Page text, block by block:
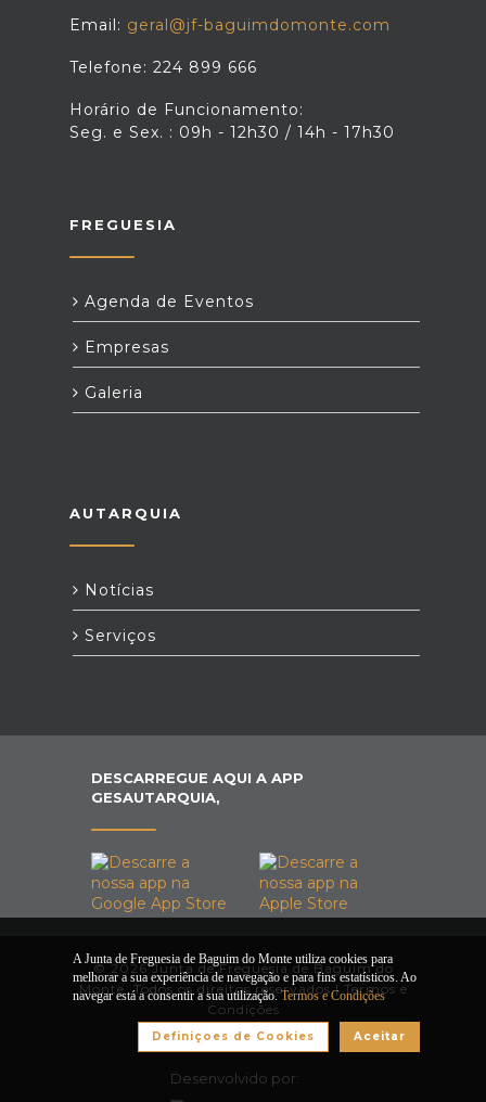
Email: geral@jf-baguimdomonte.com
Telefone: 224 899 666
Horário de Funcionamento:
Seg. e Sex. : 09h - 12h30 / 14h - 17h30
FREGUESIA
Agenda de Eventos
Empresas
Galeria
AUTARQUIA
Notícias
Serviços
DESCARREGUE AQUI A APP
GESAUTARQUIA,
© 2026 Junta de Freguesia de Baguim do
Monte. Todos os direitos reservados | Termos e
Condições
Desenvolvido por:
A Junta de Freguesia de Baguim do Monte utiliza cookies para
melhorar a sua experiência de navegação e para fins estatísticos. Ao
navegar está a consentir a sua utilização.Termos e Condições
Aceitar
Definiçoes de Cookies